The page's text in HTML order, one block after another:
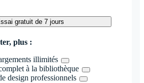
gratuit de 7 jours
plus :
illimités
à la bibliothèque
design professionnels